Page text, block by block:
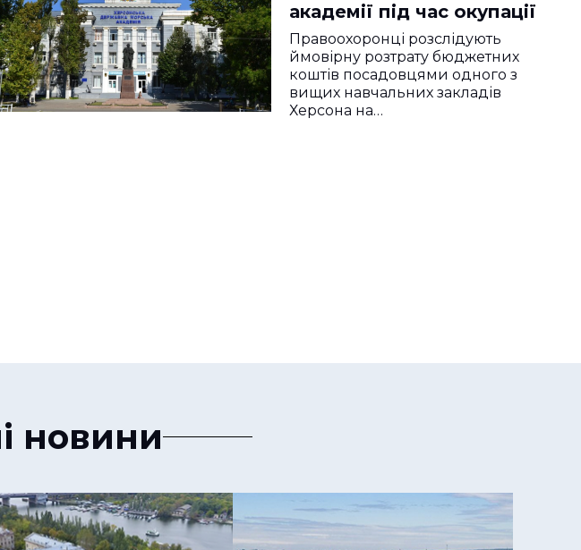
академії під час окупації
Правоохоронці розслідують
ймовірну розтрату бюджетних
коштів посадовцями одного з
вищих навчальних закладів
Херсона на…
новини